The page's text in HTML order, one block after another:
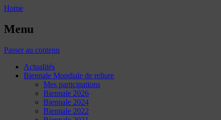
Home
Menu
Passer au contenu
Actualités
Biennale Mondiale de reliure
Mes participations
Biennale 2026
Biennale 2024
Biennale 2022